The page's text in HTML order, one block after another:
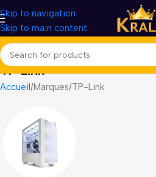
Skip to navigation
Skip to main content
TP-Link
Accueil Marques TP-Link